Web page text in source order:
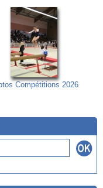
Compétitions 2026